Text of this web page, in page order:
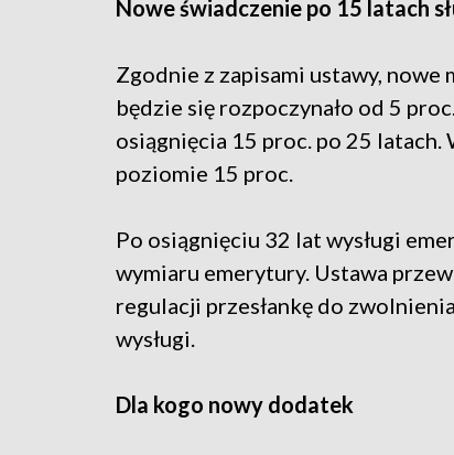
Nowe świadczenie po 15 latach
Zgodnie z zapisami ustawy, nowe
będzie się rozpoczynało od 5
osiągnięcia 15 proc. po 25 latach.
poziomie 15 proc.
Po osiągnięciu 32 lat wysługi
wymiaru emerytury. Ustawa
regulacji przesłankę do
wysługi.
Dla kogo nowy dodatek